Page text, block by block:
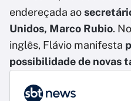
endereçada ao
Unidos, Marco Rubio.
inglês, Flávio manifesta
possibilidade de novas